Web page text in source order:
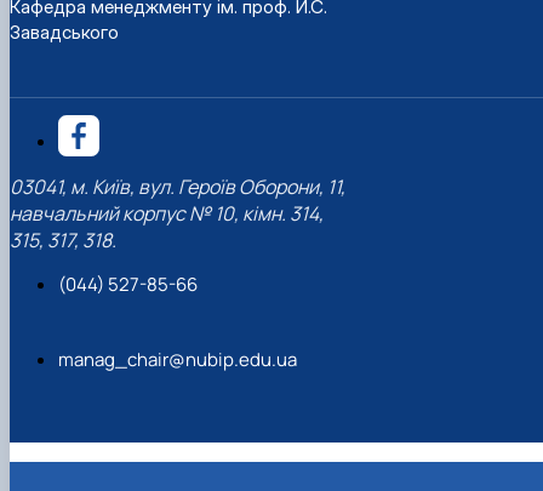
Кафедра менеджменту ім. проф. Й.С.
Завадського
03041, м. Київ, вул. Героїв Оборони, 11,
навчальний корпус № 10, кімн. 314,
315, 317, 318.
(044) 527-85-66
manag_chair@nubip.edu.ua